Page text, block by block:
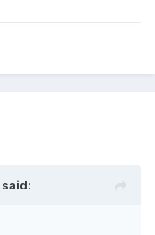
said: